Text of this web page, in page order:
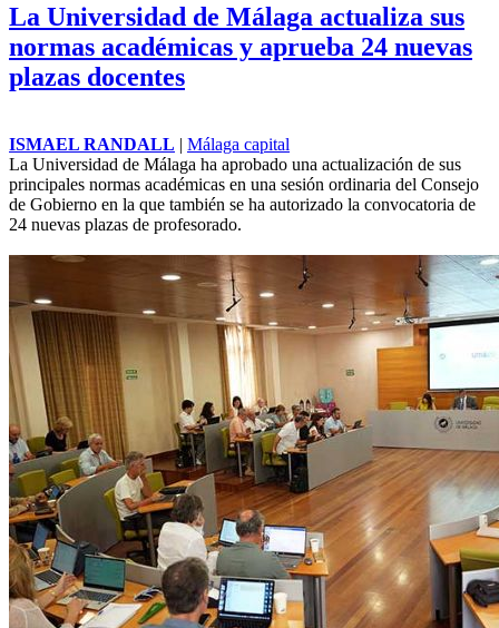
La Universidad de Málaga actualiza sus
normas académicas y aprueba 24 nuevas
plazas docentes
ISMAEL RANDALL | Málaga capital
La Universidad de Málaga ha aprobado una actualización de sus
principales normas académicas en una sesión ordinaria del Consejo
de Gobierno en la que también se ha autorizado la convocatoria de
24 nuevas plazas de profesorado.